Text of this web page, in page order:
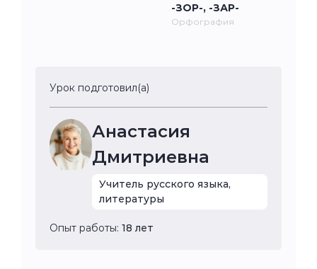
-ЗОР-, -ЗАР-
Орфография
Урок подготовил(а)
Анастасия
Дмитриевна
Учитель русского языка,
литературы
Опыт работы: 18 лет